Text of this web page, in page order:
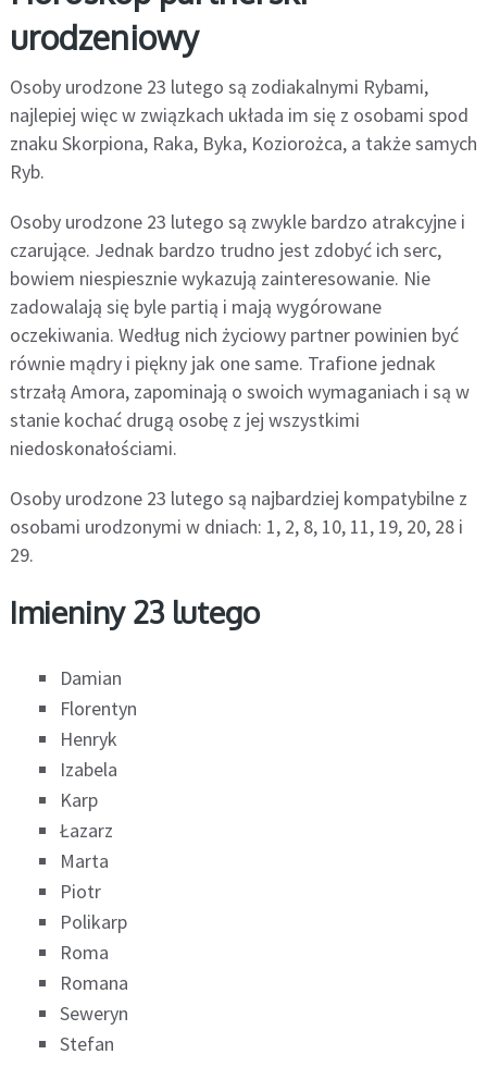
urodzeniowy
Osoby urodzone 23 lutego są zodiakalnymi Rybami,
najlepiej więc w związkach układa im się z osobami spod
znaku Skorpiona, Raka, Byka, Koziorożca, a także samych
Ryb.
Osoby urodzone 23 lutego są zwykle bardzo atrakcyjne i
czarujące. Jednak bardzo trudno jest zdobyć ich serc,
bowiem niespiesznie wykazują zainteresowanie. Nie
zadowalają się byle partią i mają wygórowane
oczekiwania. Według nich życiowy partner powinien być
równie mądry i piękny jak one same. Trafione jednak
strzałą Amora, zapominają o swoich wymaganiach i są w
stanie kochać drugą osobę z jej wszystkimi
niedoskonałościami.
Osoby urodzone 23 lutego są najbardziej kompatybilne z
osobami urodzonymi w dniach: 1, 2, 8, 10, 11, 19, 20, 28 i
29.
Imieniny 23 lutego
Damian
Florentyn
Henryk
Izabela
Karp
Łazarz
Marta
Piotr
Polikarp
Roma
Romana
Seweryn
Stefan